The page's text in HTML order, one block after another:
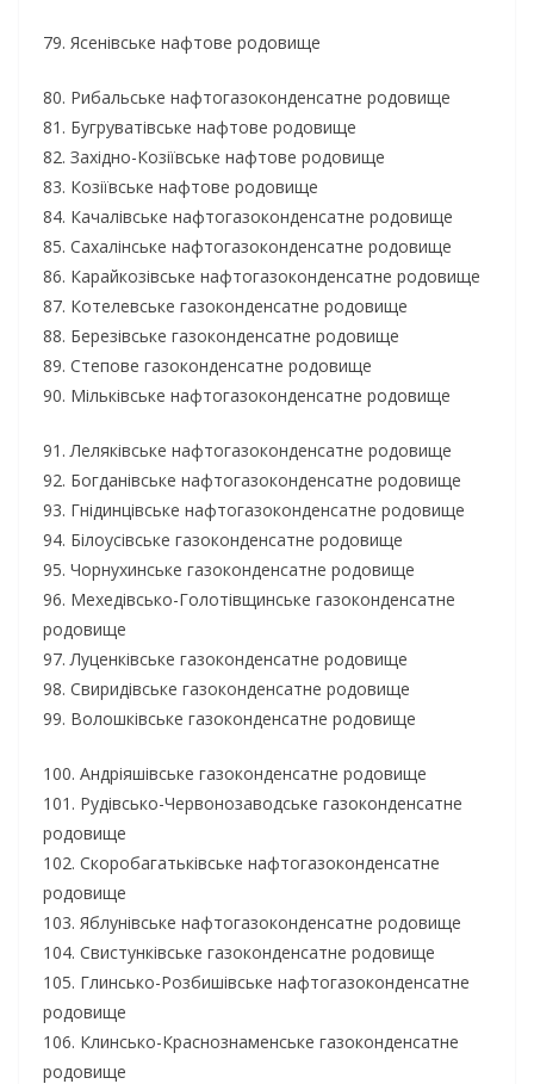
79. Ясенівське нафтове родовище
80. Рибальське нафтогазоконденсатне родовище
81. Бугруватівське нафтове родовище
82. Західно-Козіївське нафтове родовище
83. Козіївське нафтове родовище
84. Качалівське нафтогазоконденсатне родовище
85. Сахалінське нафтогазоконденсатне родовище
86. Карайкозівське нафтогазоконденсатне родовище
87. Котелевське газоконденсатне родовище
88. Березівське газоконденсатне родовище
89. Степове газоконденсатне родовище
90. Мільківське нафтогазоконденсатне родовище
91. Леляківське нафтогазоконденсатне родовище
92. Богданівське нафтогазоконденсатне родовище
93. Гнідинцівське нафтогазоконденсатне родовище
94. Білоусівське газоконденсатне родовище
95. Чорнухинське газоконденсатне родовище
96. Мехедівсько-Голотівщинське газоконденсатне
родовище
97. Луценківське газоконденсатне родовище
98. Свиридівське газоконденсатне родовище
99. Волошківське газоконденсатне родовище
100. Андріяшівське газоконденсатне родовище
101. Рудівсько-Червонозаводське газоконденсатне
родовище
102. Скоробагатьківське нафтогазоконденсатне
родовище
103. Яблунівське нафтогазоконденсатне родовище
104. Свистунківське газоконденсатне родовище
105. Глинсько-Розбишівське нафтогазоконденсатне
родовище
106. Клинсько-Краснознаменське газоконденсатне
родовище